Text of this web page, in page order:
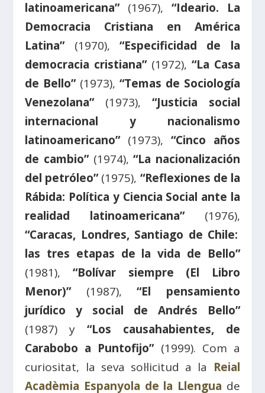
latinoamericana”(1967), “Ideario. La
Democracia Cristiana en América
Latina”(1970), “Especificidad de la
democracia cristiana”(1972), “La Casa
de Bello”(1973), “Temas de Sociología
Venezolana”(1973), “Justicia social
internacional y nacionalismo
latinoamericano”(1973), “Cinco años
de cambio”(1974),“La nacionalización
del petróleo”(1975), “Reflexiones de la
Rábida: Política y Ciencia Social ante la
realidad latinoamericana”(1976),
“Caracas, Londres, Santiago de Chile:
las tres etapas de la vida de Bello”
(1981), “Bolívar siempre (El Libro
Menor)”(1987),“El pensamiento
jurídico y social de Andrés Bello”
(1987) y “Los causahabientes, de
Carabobo a Puntofijo”(1999). Com a
curiositat, la seva sol·licitud a la Reial
Acadèmia Espanyola de la Llengua de